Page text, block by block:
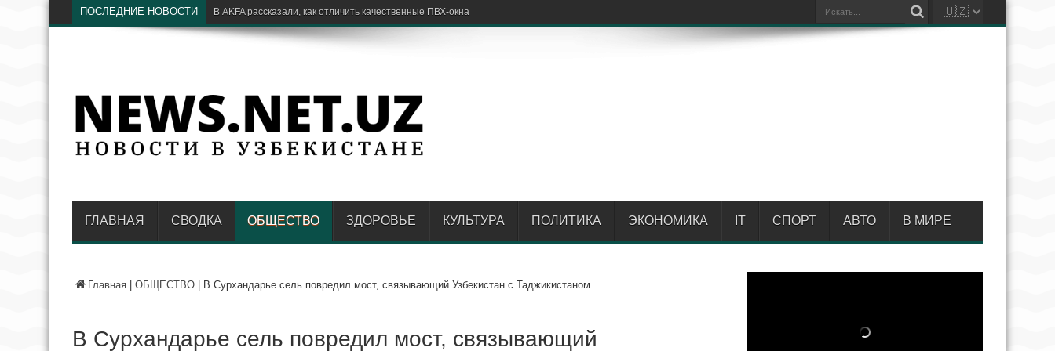
ПОСЛЕДНИЕ НОВОСТИ В Т
ГЛАВНАЯ СВОДКА ОБЩЕСТВО ЗДОРОВЬЕ КУЛЬТУРА ПОЛИТИКА ЭКОНОМИКА IT СПОРТ АВТО В МИРЕ
Главная ОБЩЕСТВО В Сурхандарье сель повредил мост, связывающий Узбекистан с Таджикистаном
В Сурхандарье сель повредил мост, связывающий